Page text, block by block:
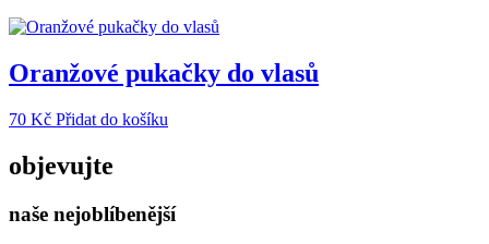
Oranžové pukačky do vlasů
70 Kč Přidat do košíku
objevujte
naše nejoblíbenější